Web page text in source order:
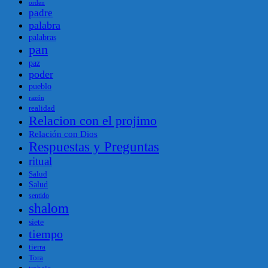
orden
padre
palabra
palabras
pan
paz
poder
pueblo
razón
realidad
Relacion con el projimo
Relación con Dios
Respuestas y Preguntas
ritual
Salud
Salud
sentido
shalom
siete
tiempo
tierra
Tora